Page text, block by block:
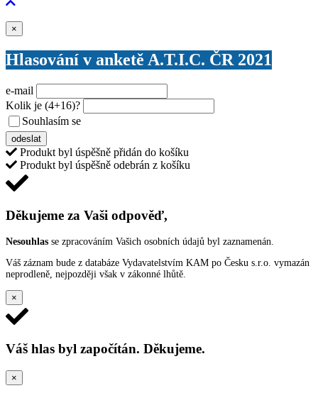
×
Hlasování v anketě A.T.I.C. ČR 2021
e-mail
Kolik je (4+16)?
Souhlasím se
odeslat
Produkt byl úspěšně přidán do košíku
Produkt byl úspěšně odebrán z košíku
Děkujeme za Vaši odpověď,
Nesouhlas se zpracováním Vašich osobních údajů byl zaznamenán.
Váš záznam bude z databáze Vydavatelstvím KAM po Česku s.r.o. vymazán
neprodleně, nejpozději však v zákonné lhůtě.
×
Váš hlas byl započítán. Děkujeme.
×